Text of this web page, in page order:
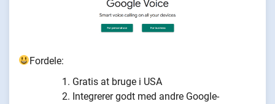
Fordele:
Gratis at bruge i USA
Integrerer godt med andre Google-